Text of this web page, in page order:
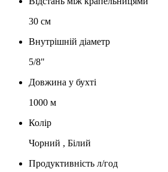
30 см
Внутрішній діаметр
5/8"
Довжина у бухті
1000 м
Колір
Чорний , Білий
Продуктивність л/год